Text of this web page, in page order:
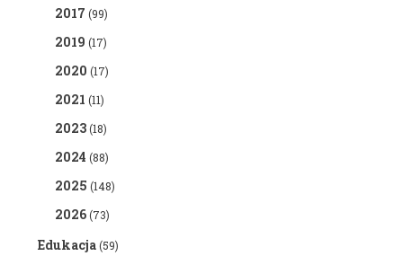
2017 (99)
2019 (17)
2020 (17)
2021 (11)
2023(18)
2024 (88)
2025 (148)
2026(73)
Edukacja(59)